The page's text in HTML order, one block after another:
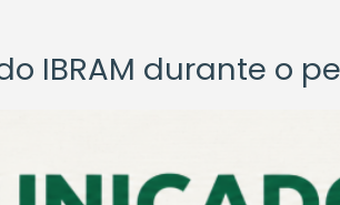
IBRAM durante o